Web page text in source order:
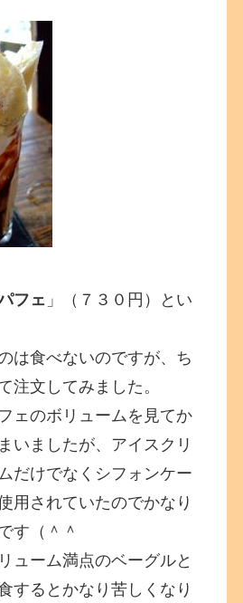
フェ 」（７３０円）とい
は食べないのですが、ち
注文してみました。
ェのボリュームを見てか
いましたが、アイスクリ
だけでなくシフォンケー
用されていたのでかなり
す（＾＾
ューム満点のベーグルと
するとかなり苦しくなり